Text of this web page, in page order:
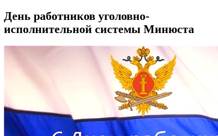
День работников уголовно-
исполнительной системы Минюста